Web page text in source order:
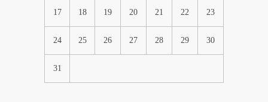
17 18 19 20 21 22 23
24 25 26 27 28 29 30
31